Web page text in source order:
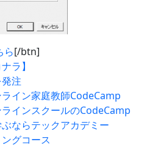
ら[/btn]
ラ】
注
イン家庭教師CodeCamp
インスクールのCodeCamp
ならテックアカデミー
グコース